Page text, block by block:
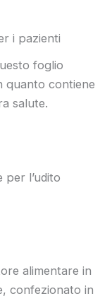
i pazienti
foglio
quanto contiene
salute.
per l’udito
alimentare in
confezionato in